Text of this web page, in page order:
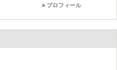
プロフィール